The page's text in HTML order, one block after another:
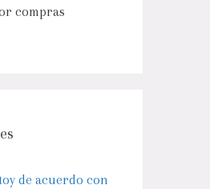
compras
de acuerdo con